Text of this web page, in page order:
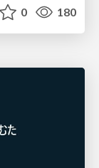
0 180